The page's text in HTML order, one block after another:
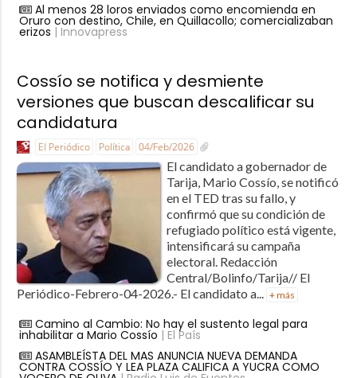
Al menos 28 loros enviados como encomienda en
Oruro con destino, Chile, en Quillacollo; comercializaban
erizos | Innovapress
Cossío se notifica y desmiente
versiones que buscan descalificar su
candidatura
El Periódico Política 04/Feb/2026
El candidato a gobernador de
Tarija, Mario Cossío, se notificó
en el TED tras su fallo, y
confirmó que su condición de
refugiado político está vigente,
intensificará su campaña
electoral. Redacción
Central/Bolinfo/Tarija// El
Periódico-Febrero-04-2026.- El candidato a...
+ más
Camino al Cambio: No hay el sustento legal para
inhabilitar a Mario Cossío | El País
ASAMBLEÍSTA DEL MAS ANUNCIA NUEVA DEMANDA
CONTRA COSSÍO Y LEA PLAZA CALIFICA A YUCRA COMO